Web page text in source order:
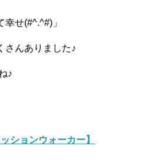
幸せ(#^.^#)」
さんありました♪
♪
ションウォーカー】